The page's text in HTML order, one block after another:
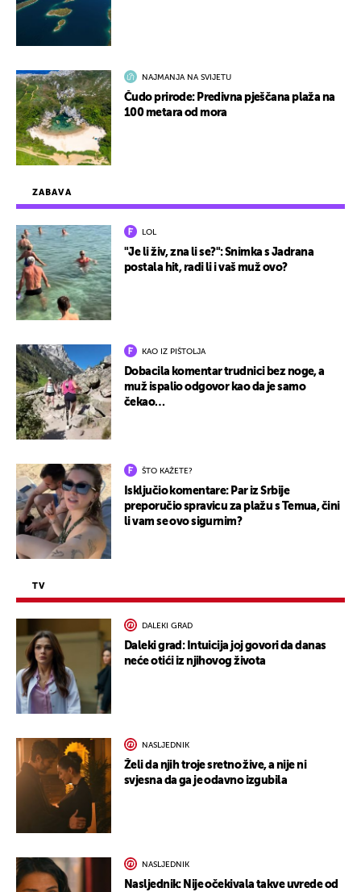
ZABAVA
LOL
"Je li živ, zna li se?": Snimka s Jadrana
postala hit, radi li i vaš muž ovo?
KAO IZ PIŠTOLJA
Dobacila komentar trudnici bez noge, a
muž ispalio odgovor kao da je samo
čekao…
ŠTO KAŽETE?
Isključio komentare: Par iz Srbije
preporučio spravicu za plažu s Temua, čini
li vam se ovo sigurnim?
TV
DALEKI GRAD
Daleki grad: Intuicija joj govori da danas
neće otići iz njihovog života
NASLJEDNIK
Želi da njih troje sretno žive, a nije ni
svjesna da ga je odavno izgubila
NASLJEDNIK
Nasljednik: Nije očekivala takve uvrede od
NAJMANJA NA SVIJETU
Čudo prirode: Predivna pješčana plaža na
100 metara od mora